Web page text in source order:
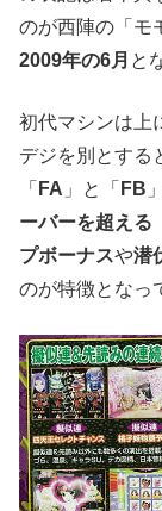
のが西陣の「モ
2009年の6月 と
初代マシンは上
デジを別とする
「 FA 」と「 FB
ーバーを超える
プボーナスや潜
のが特徴となっ